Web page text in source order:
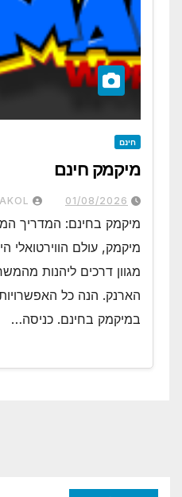
חינם
מיקמק חינם
01/08/2026
מיקמק בחינם: המדריך
מיקמק, עולם הווירטואלי
מגוון דרכים ליהנות
הארנק. הנה כל
במיקמק בחינם. כניסה…